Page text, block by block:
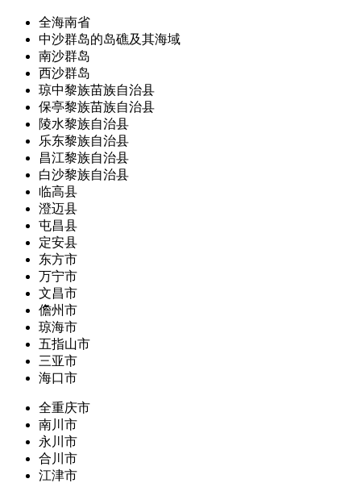
全海南省
中沙群岛的岛礁及其海域
南沙群岛
西沙群岛
琼中黎族苗族自治县
保亭黎族苗族自治县
陵水黎族自治县
乐东黎族自治县
昌江黎族自治县
白沙黎族自治县
临高县
澄迈县
屯昌县
定安县
东方市
万宁市
文昌市
儋州市
琼海市
五指山市
三亚市
海口市
全重庆市
南川市
永川市
合川市
江津市